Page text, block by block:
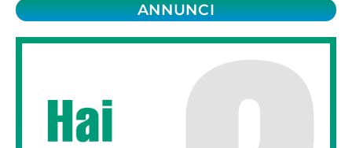
ANNUNCI